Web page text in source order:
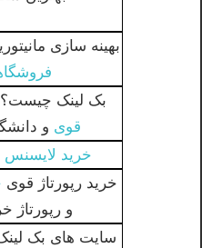
بهینه سازی
بک لینک چیست؟
قوی و
خرید لایسنس نود 32
خرید رپورتاژ قوی
و رپورتاژ
سایت های بک